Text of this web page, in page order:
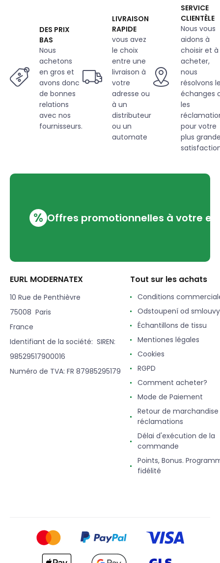
et
DES PRIX
BAS
Nous
achetons
en gros et
avons donc
de bonnes
relations
avec nos
fournisseurs.
LIVRAISON
RAPIDE
vous avez
le choix
entre une
livraison à
votre
adresse ou
à un
distributeur
ou un
automate
SERVICE
CLIENTÈLE
Nous vous
aidons à
choisir et à
acheter,
nous
résolvons
échanges
les
pour votre
plus
% Offres promotionnelles à votre
EURL MODERNATEX
10 Rue de Penthièvre
75008 Paris
France
Identifiant de la société: SIREN:
98529517900016
Numéro de TVA: FR 87985295179
Tout sur les achats
Conditions
Odstoupení od smlouvy
Échantillons de tissu
Mentiones légales
Cookies
RGPD
Comment acheter?
Mode de Paiement
Retour de
réclamations
Délai d'exécution de la
commande
Points, Bonus.
fidélité